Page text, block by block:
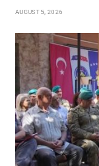
AUGUST 5, 2026